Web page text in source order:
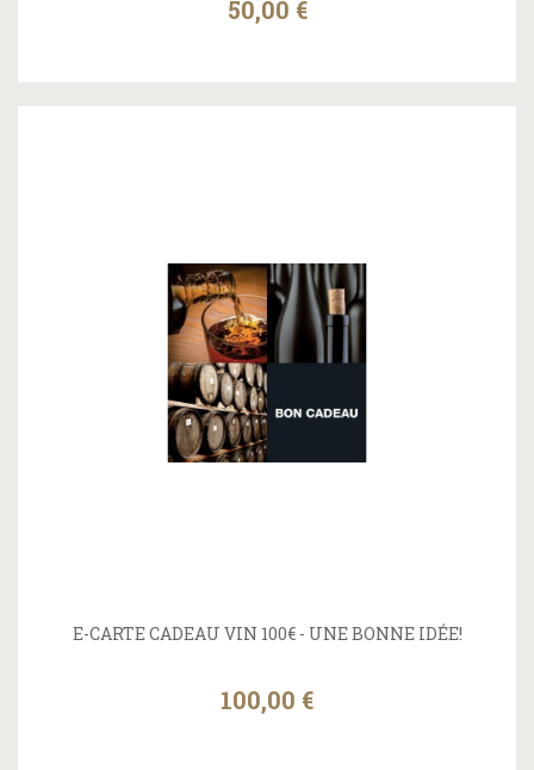
50,00 €
E-CARTE CADEAU VIN 100€ - UNE BONNE IDÉE!
100,00 €